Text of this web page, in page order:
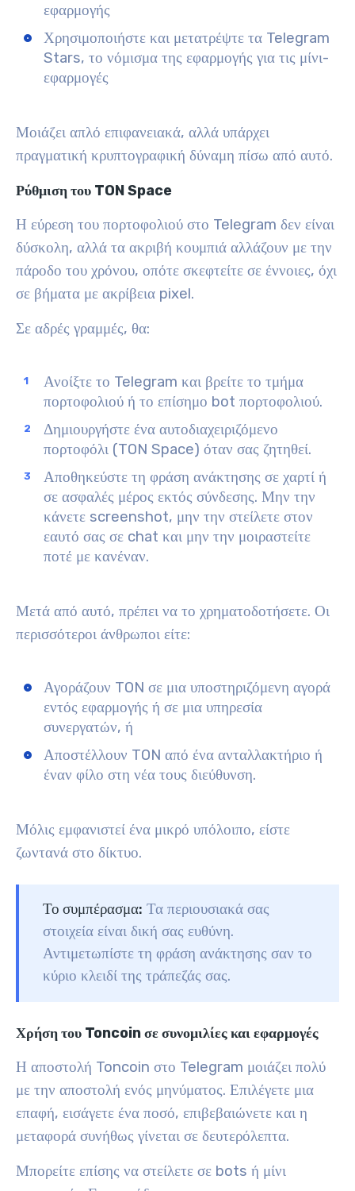
εφαρμογής
Χρησιμοποιήστε και μετατρέψτε τα Telegram
Stars, το νόμισμα της εφαρμογής για τις μίνι-
εφαρμογές
Μοιάζει απλό επιφανειακά, αλλά υπάρχει
πραγματική κρυπτογραφική δύναμη πίσω από αυτό.
Ρύθμιση του TON Space
Η εύρεση του πορτοφολιού στο Telegram δεν είναι
δύσκολη, αλλά τα ακριβή κουμπιά αλλάζουν με την
πάροδο του χρόνου, οπότε σκεφτείτε σε έννοιες, όχι
σε βήματα με ακρίβεια pixel.
Σε αδρές γραμμές, θα:
Ανοίξτε το Telegram και βρείτε το τμήμα
πορτοφολιού ή το επίσημο bot πορτοφολιού.
Δημιουργήστε ένα αυτοδιαχειριζόμενο
πορτοφόλι (TON Space) όταν σας ζητηθεί.
Αποθηκεύστε τη φράση ανάκτησης σε χαρτί ή
σε ασφαλές μέρος εκτός σύνδεσης. Μην την
κάνετε screenshot, μην την στείλετε στον
εαυτό σας σε chat και μην την μοιραστείτε
ποτέ με κανέναν.
Μετά από αυτό, πρέπει να το χρηματοδοτήσετε. Οι
περισσότεροι άνθρωποι είτε:
Αγοράζουν TON σε μια υποστηριζόμενη αγορά
εντός εφαρμογής ή σε μια υπηρεσία
συνεργατών, ή
Αποστέλλουν TON από ένα ανταλλακτήριο ή
έναν φίλο στη νέα τους διεύθυνση.
Μόλις εμφανιστεί ένα μικρό υπόλοιπο, είστε
ζωντανά στο δίκτυο.
Το συμπέρασμα: Τα περιουσιακά σας
στοιχεία είναι δική σας ευθύνη.
Αντιμετωπίστε τη φράση ανάκτησης σαν το
κύριο κλειδί της τράπεζάς σας.
Χρήση του Toncoin σε συνομιλίες και εφαρμογές
Η αποστολή Toncoin στο Telegram μοιάζει πολύ
με την αποστολή ενός μηνύματος. Επιλέγετε μια
επαφή, εισάγετε ένα ποσό, επιβεβαιώνετε και η
μεταφορά συνήθως γίνεται σε δευτερόλεπτα.
Μπορείτε επίσης να στείλετε σε bots ή μίνι